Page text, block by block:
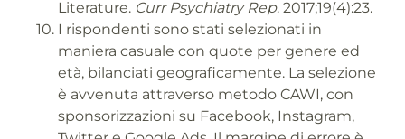
Literature. Curr Psychiatry Rep. 2017;19(4):23.
I rispondenti sono stati selezionati in
maniera casuale con quote per genere ed
età, bilanciati geograficamente. La selezione
è avvenuta attraverso metodo CAWI, con
sponsorizzazioni su Facebook, Instagram,